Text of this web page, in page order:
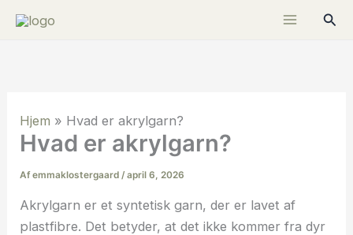
Søg
Hjem » Hvad er akrylgarn?
Hvad er akrylgarn?
Afemmaklostergaard /april 6, 2026
Akrylgarn er et syntetisk garn, der er lavet af
plastfibre. Det betyder, at det ikke kommer fra dyr